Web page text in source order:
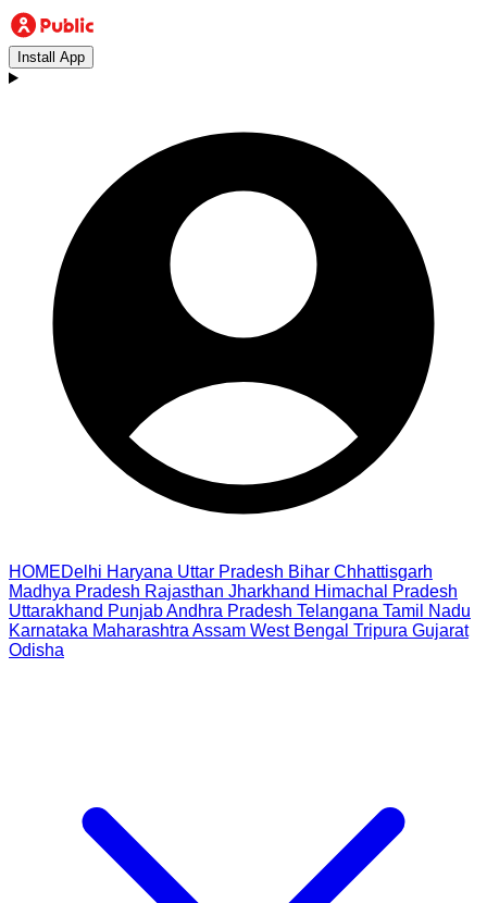
Install App
HOMEDelhi Haryana Uttar Pradesh Bihar Chhattisgarh
Madhya Pradesh Rajasthan Jharkhand Himachal Pradesh
Uttarakhand PunjabAndhra Pradesh Telangana Tamil Nadu
Karnataka Maharashtra Assam West Bengal Tripura Gujarat
Odisha